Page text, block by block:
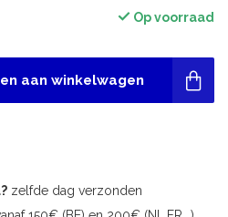
Op voorraad
aan winkelwagen
zelfde dag verzonden